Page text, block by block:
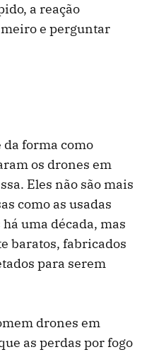
a reação
e perguntar
forma como
os drones em
Eles não são mais
como as usadas
uma década, mas
baratos, fabricados
para serem
drones em
as perdas por fogo